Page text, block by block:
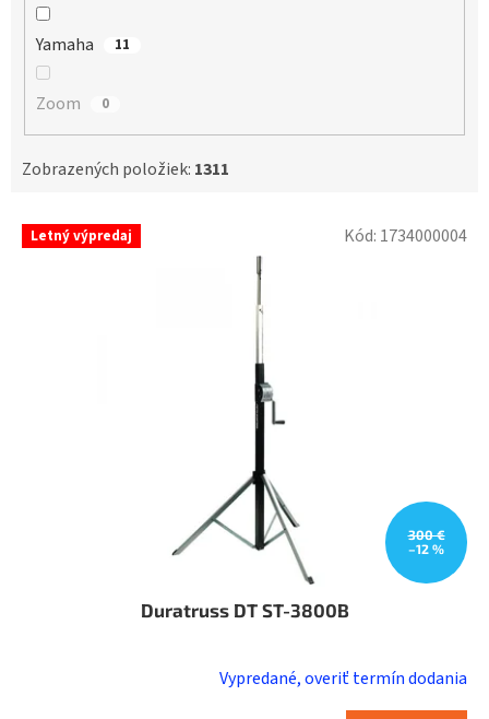
Yamaha 11
Zoom 0
Zobrazených položiek: 1311
V Letný výpredaj
300 €
–12 %
Duratruss DT ST-3800B
Vypredané, overiť termín dodania
Kód: 1734000004